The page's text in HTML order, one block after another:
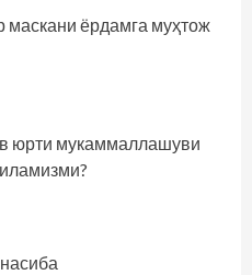
маскани ёрдамга муҳтож
юрти мукаммаллашуви